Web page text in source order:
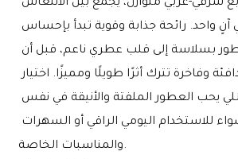
تستقر على قاعدة دافئة وفاخرة تترك أثرًا طويلًا ومميزًا. اختيار
والمناسبات الخاصة.